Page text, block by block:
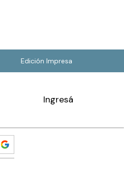
Edición Impresa
Ingresá